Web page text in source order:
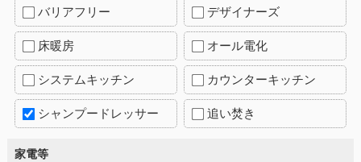
バリアフリー デザイナーズ
床暖房 オール電化
システムキッチン カウンターキッチン
シャンプードレッサー 追い焚き
家電等